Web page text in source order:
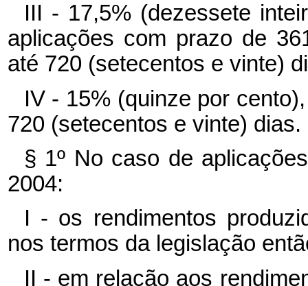
III - 17,5% (dezessete
aplicações com prazo de
até 720 (setecentos e vinte)
IV - 15% (quinze por
720 (setecentos e vinte) dias.
§ 1º No caso de
2004:
I - os rendimentos
nos termos da legislação
II - em relação aos